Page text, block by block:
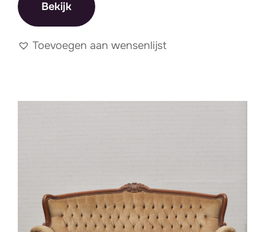
Tafelstyling
Krijtborden & Wegwijzers
Verlichting
Lampjes & Windlichten
Outdoor items
Bar
Bekijk
Toevoegen aan wensenlijst